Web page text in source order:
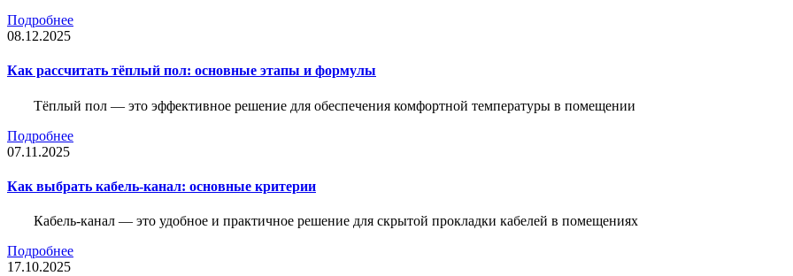
Подробнее
08.12.2025
Как рассчитать тёплый пол: основные этапы и формулы
Тёплый пол — это эффективное решение для обеспечения комфортной температуры в помещении
Подробнее
07.11.2025
Как выбрать кабель-канал: основные критерии
Кабель-канал — это удобное и практичное решение для скрытой прокладки кабелей в помещениях
Подробнее
17.10.2025